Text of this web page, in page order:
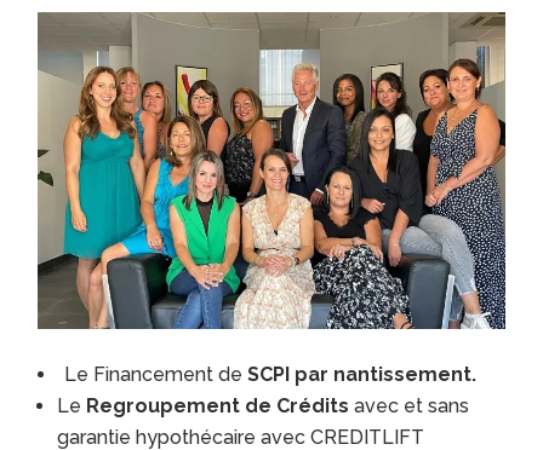
Le Financement deSCPI par nantissement.
Le Regroupement de Créditsavec et sans
garantie hypothécaire avec CREDITLIFT